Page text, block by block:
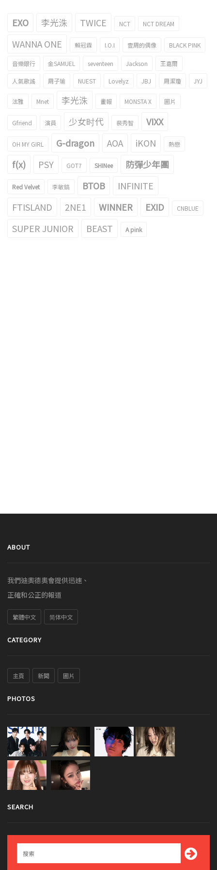
EXO 李光洙 TWICE NCT NCT DREAM
WANNA ONE 賴冠霖 I.O.I 壹周的偶像 BLACK PINK
音樂銀行 金SAMUEL seventeen Jackson 王嘉爾
人氣歌謠 周子瑜 NUEST Lovelyz JBJ 周潔瓊 JYJ
泫雅 Mnet 李光洙 畫報 MONSTA X 圖片
Gfriend 演員 少女时代 裴秀智 VIXX
OH MY GIRL G-dragon AOA iKON 熱戀
f(x) PSY GOT7 SHINee 防彈少年團
Red Velvet 李敏鎬 BTOB
INFINITE
FTISLAND
2NE1 WINNER EXID CNBLUE
SUPER JUNIOR BEAST A pink
ABOUT
我們迪奧德奧會提供迅速、
正確和公正的報道
繁體中文 简体中文
CATEGORY
主頁 新聞 圖片
PHOTOS
SEARCH